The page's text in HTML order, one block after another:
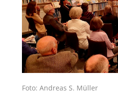
Foto: Andreas S. Müller